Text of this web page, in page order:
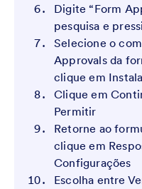
Digite “Form
pesquisa e
Selecione o
Approvals da
clique em
Clique em
Permitir
Retorne ao
clique em
Configurações
Escolha entre